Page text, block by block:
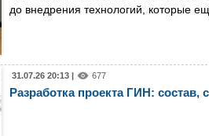
до внедрения технологий, которые
31.07.26 20:13 | 677
Разработка проекта ГИН: состав,